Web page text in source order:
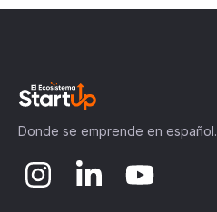
Donde se emprende en español.